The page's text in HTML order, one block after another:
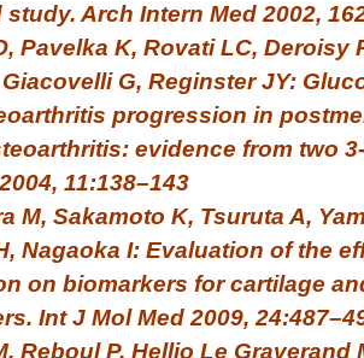
Arch Intern Med 2002,
Pavelka K, Rovati LC, Deroisy
G, Reginster JY:
progression in
evidence from two
11:138–143
M, Sakamoto K, Tsuruta A,
Nagaoka I: Evaluation of the
on biomarkers for cartilage
Int J Mol Med 2009,
Reboul P, Hellio Le Graverand